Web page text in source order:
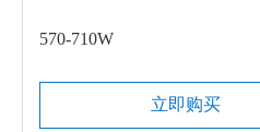
570-710W
立即购买